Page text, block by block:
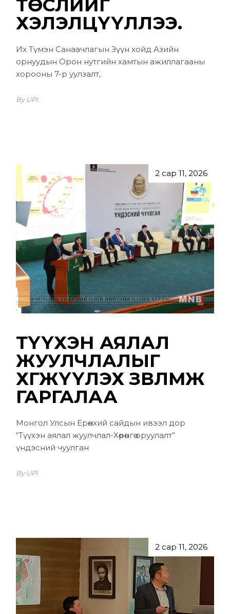
ТѲСЛИЙГ
ХЭЛЭЛЦҮҮЛЛЭЭ.
Их Түмэн Санаачлагын Зүүн хойд Азийн
орнуудын Орон нутгийн хамтын ажиллагааны
хорооны 7-р уулзалт,
By UPI
2 сар 11, 2026
ТҮҮХЭН АЯЛАЛ
ЖУУЛЧЛАЛЫГ
ХӨГЖҮҮЛЭХ ЗӨВЛӨМЖ
ГАРГАЛАА
Монгол Улсын Ерөнхий сайдын ивээл дор
“Түүхэн аялал жуулчлал-Хөрөнгө оруулалт”
үндэсний чуулган
By UPI
2 сар 11, 2026